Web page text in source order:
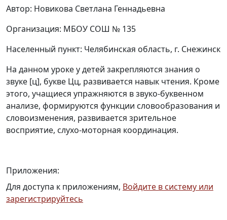
Автор: Новикова Светлана Геннадьевна
Организация: МБОУ СОШ № 135
Населенный пункт: Челябинская область, г. Снежинск
На данном уроке у детей закрепляются знания о
звуке [ц], букве Цц, развивается навык чтения. Кроме
этого, учащиеся упражняются в звуко-буквенном
анализе, формируются функции словообразования и
словоизменения, развивается зрительное
восприятие, слухо-моторная координация.
Приложения:
Для доступа к приложениям, Войдите в систему или
зарегистрируйтесь